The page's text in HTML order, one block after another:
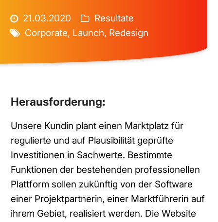
21.03.2020
Resultate
Corporate, Launch, Redesign
Herausforderung:
Unsere Kundin plant einen Marktplatz für
regulierte und auf Plausibilität geprüfte
Investitionen in Sachwerte. Bestimmte
Funktionen der bestehenden professionellen
Plattform sollen zukünftig von der Software
einer Projektpartnerin, einer Marktführerin auf
ihrem Gebiet, realisiert werden. Die Website